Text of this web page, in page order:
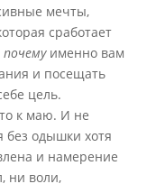
мечты,
сработает
почемуименно вам
и посещать
цель.
к маю. И не
без одышки хотя
и намерение
ни воли,